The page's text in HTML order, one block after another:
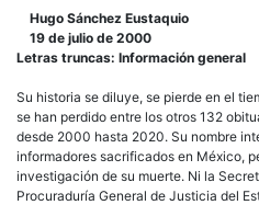
Hugo Sánchez Eustaquio
19 de julio de 2000
Letras truncas: Información general
Su historia se diluye, se pierde en el
se han perdido entre los otros 132
desde 2000 hasta 2020. Su nombre
informadores sacrificados en México,
investigación de su muerte. Ni la
Procuraduría General de Justicia del